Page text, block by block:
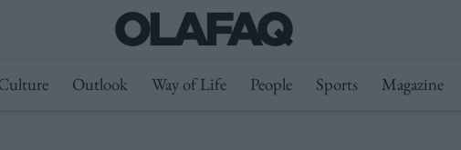
Outlook Way of Life People Sports Magazine